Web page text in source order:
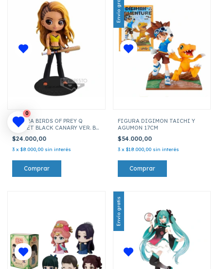
FIGURA BIRDS OF PREY Q
POSKET BLACK CANARY VER. B
$24.000,00
3 x $8.000,00 sin interés
Envío gratis
FIGURA DIGIMON TAICHI Y
AGUMON 17CM
$54.000,00
3 x $18.000,00 sin interés
Envío gratis
0